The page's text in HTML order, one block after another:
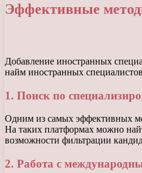
Эффективные
Добавление иностранных
найм иностранных
1. Поиск по
Одним из самых эффективных
На таких платформах можно
возможности фильтрации
2. Работа с